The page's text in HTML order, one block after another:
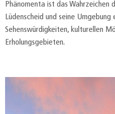
Phänomenta ist das Wahrzeichen
Lüdenscheid und seine Umgebung
Sehenswürdigkeiten, kulturellen
Erholungsgebieten.